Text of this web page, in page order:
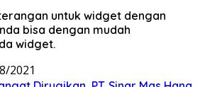
untuk widget dengan
bisa dengan mudah
widget.
2021